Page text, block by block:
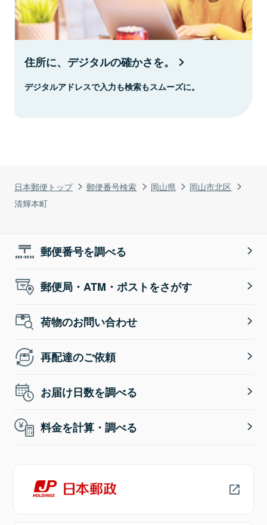
日本郵便トップ 郵便番号検索 岡山県
岡山市北区
清輝本町
住所に、デジタルの確かさを。
デジタルアドレスで入力も検索もスムーズに。
郵便番号を調べる
郵便局・ATM・ポストをさがす
荷物のお問い合わせ
再配達のご依頼
お届け日数を調べる
料金を計算・調べる